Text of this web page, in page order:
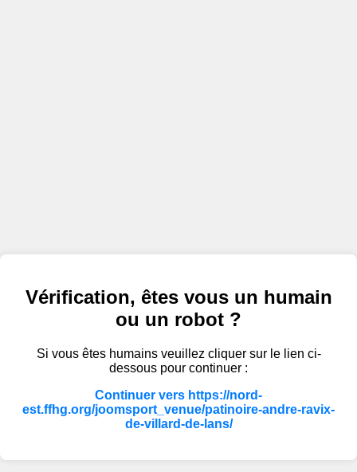
Vérification, êtes vous un humain
ou un robot ?
Si vous êtes humains veuillez cliquer sur le lien ci-
dessous pour continuer :
Continuer vers https://nord-
est.ffhg.org/joomsport_venue/patinoire-andre-ravix-
de-villard-de-lans/